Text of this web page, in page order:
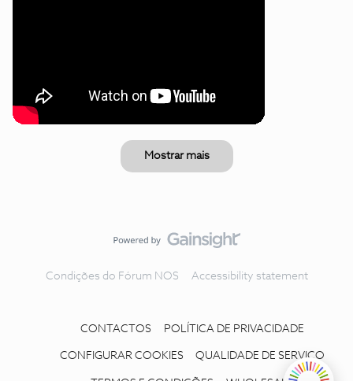
Mostrar mais
Condições do Fórum NOS Accessibility statement
CONTACTOS POLÍTICA DE PRIVACIDADE
CONFIGURAR COOKIES QUALIDADE DE SERVIÇO